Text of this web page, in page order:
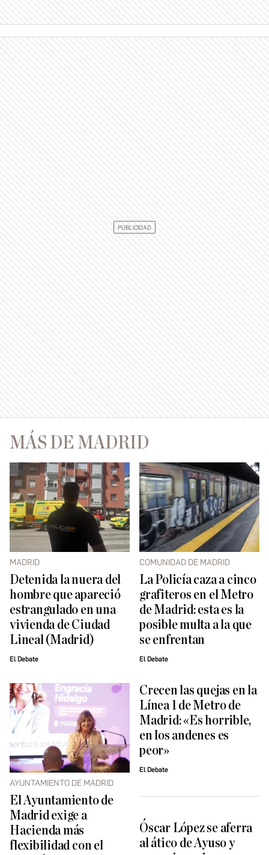
MÁS DE MADRID
MADRID
Detenida la nuera del
hombre que apareció
estrangulado en una
vivienda de Ciudad
Lineal (Madrid)
El Debate
COMUNIDAD DE MADRID
La Policía caza a cinco
grafiteros en el Metro
de Madrid: esta es la
posible multa a la que
se enfrentan
El Debate
AYUNTAMIENTO DE MADRID
El Ayuntamiento de
Madrid exige a
Hacienda más
flexibilidad con el
Crecen las quejas en la
Línea 1 de Metro de
Madrid: «Es horrible,
en los andenes es
peor»
El Debate
Óscar López se aferra
al ático de Ayuso y